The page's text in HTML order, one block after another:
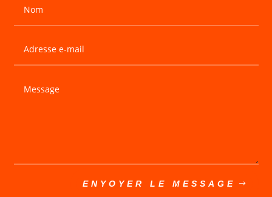
ENYOYER LE MESSAGE